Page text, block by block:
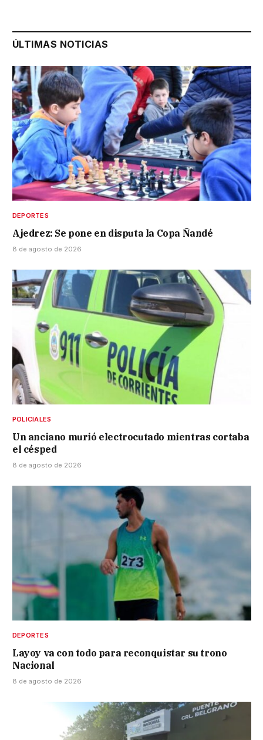
ÚLTIMAS NOTICIAS
DEPORTES
Ajedrez: Se pone en disputa la Copa Ñandé
8 de agosto de 2026
POLICIALES
Un anciano murió electrocutado mientras cortaba
el césped
8 de agosto de 2026
DEPORTES
Layoy va con todo para reconquistar su trono
Nacional
8 de agosto de 2026